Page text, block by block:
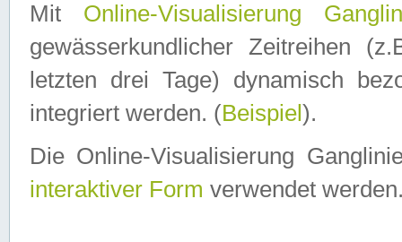
Mit Online-Visualisierung
gewässerkundlicher Zeitreihen
letzten drei Tage) dynamisch
integriert werden. (Beispiel ).
Die Online-Visualisierung
interaktiver Form verwendet